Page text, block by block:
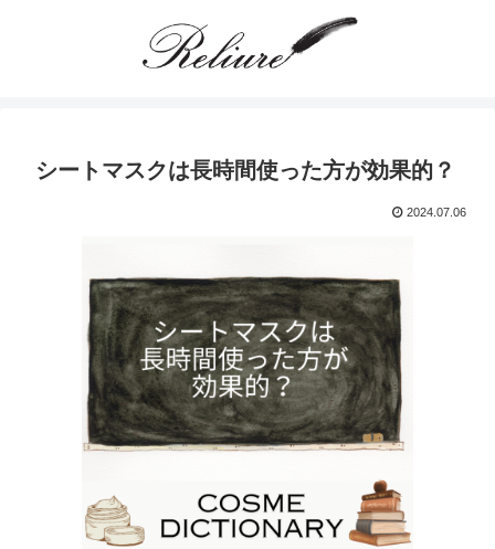
シートマスクは長時間使った方が効果的？
2024.07.06